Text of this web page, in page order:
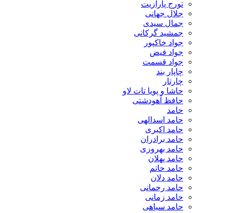
تورج پارازیت
جلال جهانی
جمال سیدی
جمشید گرکانی
جواد خاکپور
جواد فیض
جواد قسمت
چاپار بند
چارتار
حاشا و پویا تات لاو
حافظ آهودشتی
حامد
حامد اسدالهی
حامد اکبری
حامد برادران
حامد بهروزی
حامد پهلان
حامد حاتم
حامد دلان
حامد رحمانی
حامد زمانی
حامد سیاهی